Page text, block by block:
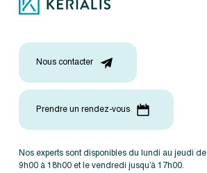
Nos experts sont disponibles du lundi au jeudi de
9h00 à 18h00 et le vendredi jusqu’à 17h00.
Nous contacter
Prendre un rendez-vous